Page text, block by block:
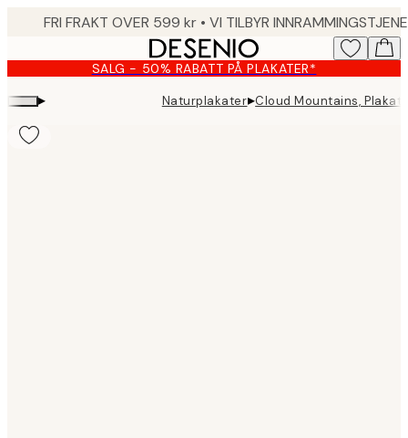
content.
SALG - 50% RABATT PÅ PLAKATER*
▸ Naturplakater▸Cloud Mountains, Plakat